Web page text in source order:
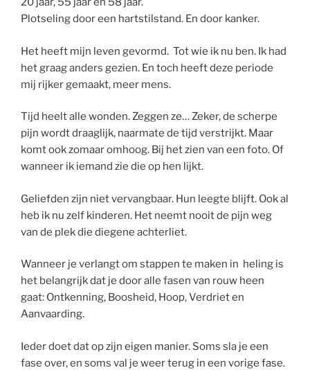
Plotseling door een hartstilstand. En door kanker.
Het heeft mijn leven gevormd. Tot wie ik nu ben. Ik had
het graag anders gezien. En toch heeft deze periode
mij rijker gemaakt, meer mens.
Tijd heelt alle wonden. Zeggen ze… Zeker, de scherpe
pijn wordt draaglijk, naarmate de tijd verstrijkt. Maar
komt ook zomaar omhoog. Bij het zien van een foto. Of
wanneer ik iemand zie die op hen lijkt.
Geliefden zijn niet vervangbaar. Hun leegte blijft. Ook al
heb ik nu zelf kinderen. Het neemt nooit de pijn weg
van de plek die diegene achterliet.
Wanneer je verlangt om stappen te maken in heling is
het belangrijk dat je door alle fasen van rouw heen
gaat: Ontkenning, Boosheid, Hoop, Verdriet en
Aanvaarding.
Ieder doet dat op zijn eigen manier. Soms sla je een
fase over, en soms val je weer terug in een vorige fase.